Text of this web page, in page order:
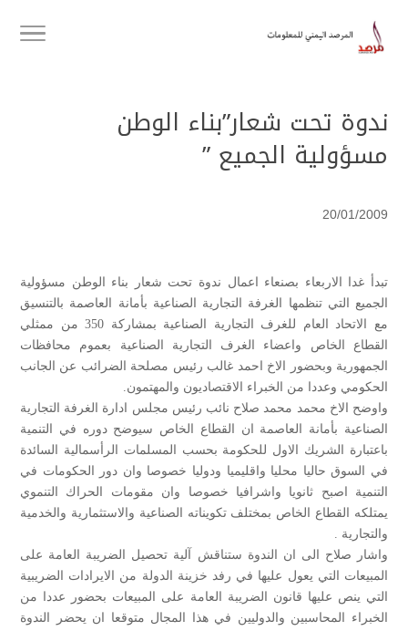
ندوة تحت شعار”بناء الوطن
مسؤولية الجميع ”
20/01/2009
تبدأ غدا الاربعاء بصنعاء اعمال ندوة تحت شعار بناء الوطن مسؤولية
الجميع التي تنظمها الغرفة التجارية الصناعية بأمانة العاصمة بالتنسيق
مع الاتحاد العام للغرف التجارية الصناعية بمشاركة 350 من ممثلي
القطاع الخاص واعضاء الغرف التجارية الصناعية بعموم محافظات
الجمهورية وبحضور الاخ احمد غالب رئيس مصلحة الضرائب عن الجانب
الحكومي وعددا من الخبراء الاقتصاديون والمهتمون.
واوضح الاخ محمد محمد صلاح نائب رئيس مجلس ادارة الغرفة التجارية
الصناعية بأمانة العاصمة ان القطاع الخاص سيوضح دوره في التنمية
باعتبارة الشريك الاول للحكومة بحسب المسلمات الرأسمالية السائدة
في السوق حاليا محليا واقليميا ودوليا خصوصا وان دور الحكومات في
التنمية اصبح ثانويا واشرافيا خصوصا وان مقومات الحراك التنموي
يمتلكه القطاع الخاص بمختلف تكويناته الصناعية والاستثمارية والخدمية
والتجارية .
واشار صلاح الى ان الندوة ستناقش آلية تحصيل الضريبة العامة على
المبيعات التي يعول عليها في رفد خزينة الدولة من الايرادات الضريبية
التي ينص عليها قانون الضريبة العامة على المبيعات بحضور عددا من
الخبراء المحاسبين والدوليين في هذا المجال متوقعا ان يحضر الندوة